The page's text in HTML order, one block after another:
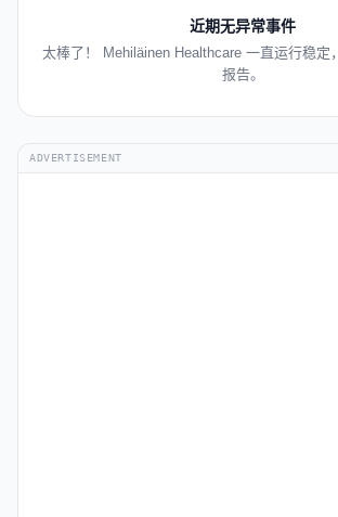
近期无异常事件
太棒了！ Mehiläinen Healthcare 一直运行稳定
报告。
ADVERTISEMENT